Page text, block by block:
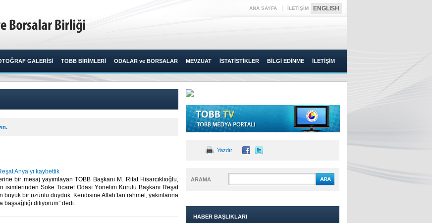
ANA SAYFA İLETİŞİM ENGLISH
GALERİSİ TOBB BİRİMLERİ ODALAR ve BORSALAR MEVZUAT İSTATİSTİKLER BİLGİ EDİNME İLETİŞİM
Anya’yı kaybettik
bir mesaj yayımlayan TOBB Başkanı M. Rifat Hisarcıklıoğlu,
isimlerinden Söke Ticaret Odası Yönetim Kurulu Başkanı Reşat
büyük bir üzüntü duyduk. Kendisine Allah’tan rahmet, yakınlarına
başsağlığı diliyorum” dedi.​​
Yazdır
ARAMA
HABER BAŞLIKLARI